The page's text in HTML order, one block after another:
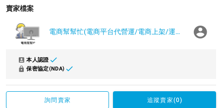
賣家檔案
電商幫幫忙(電商平台代營運/電商上架/運營策略/網路行銷)
本人認證
保密協定(NDA)
詢問賣家 追蹤賣家(0)